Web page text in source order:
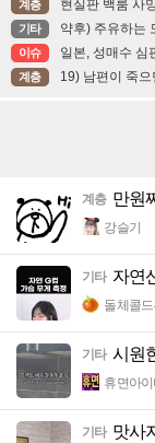
계층 현실판 백룸 사
기타 약후) 주유하는
이슈 일본, 성매수 심
계층 19) 남편이 죽
계층 만원
강슬기
기타 자연
돌체콜
기타 시원
휴면아이
기타 맛사지